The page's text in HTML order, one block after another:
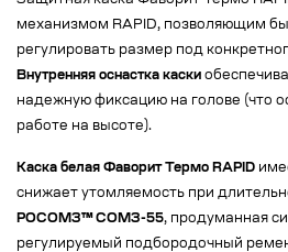
механизмом RAPID, позволяющим
регулировать размер под
Внутренняя оснастка каски
надежную фиксацию на голове (что
работе на высоте).
Каска белая Фаворит Термо RAPID
снижает утомляемость при
РОСОМЗ™ СОМЗ-55, продуманная
регулируемый подбородочный